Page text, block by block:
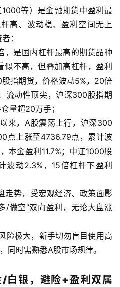
等）是金融期货中盈利最
高、波动稳、盈利空间无上
：
是国内杠杆最高的期货品种
不高，但叠加高杠杆，盈利
指期货，价格波动5%，20倍
流动性顶尖，沪深300股指期
量超20万手；
来，A股震荡上行，沪深300
点上涨至4736.79点，累计波
本金盈利11.7%；中证1000股
波动2.3%，15倍杠杆下盈利
势，受宏观经济、政策面影
/做空”双向盈利，无论大盘涨
极大，新手切勿盲目使用高
同时需熟悉A股市场规律。
白银，避险+盈利双属